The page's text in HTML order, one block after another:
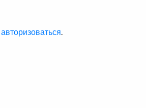
авторизоваться